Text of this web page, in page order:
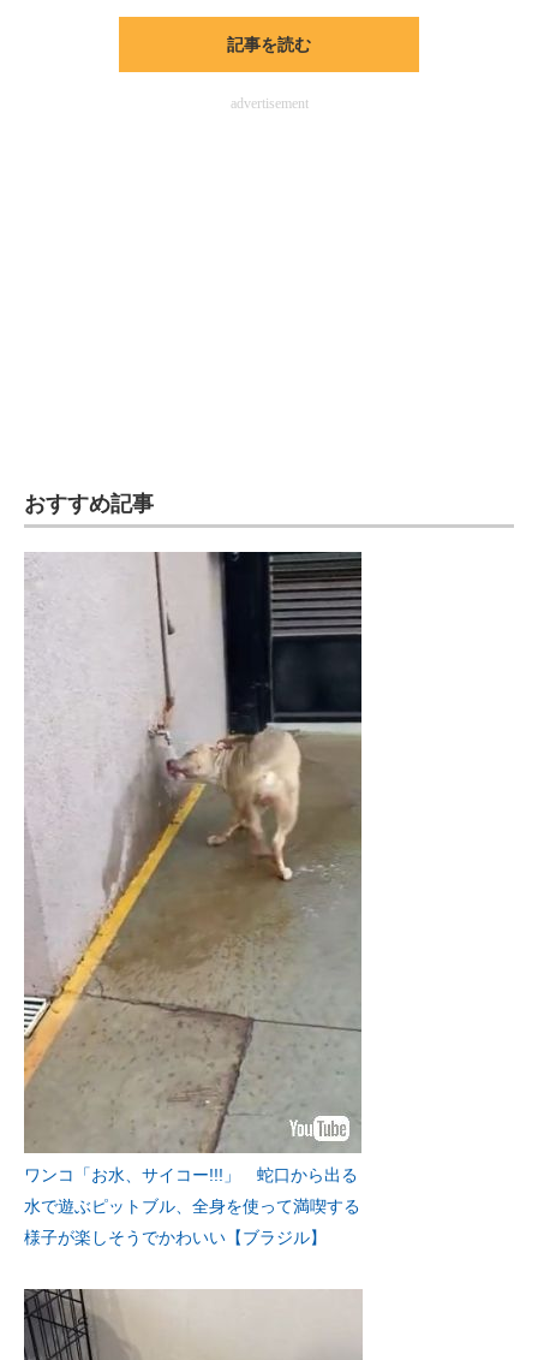
記事を読む
advertisement
おすすめ記事
ワンコ「お水、サイコー!!!」 蛇口から出る
水で遊ぶピットブル、全身を使って満喫する
様子が楽しそうでかわいい【ブラジル】